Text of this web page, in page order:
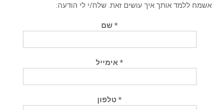
אשמח ללמד אותך איך עושים זאת. שלח/י לי הודעה:
* שם
* אימייל
* טלפון